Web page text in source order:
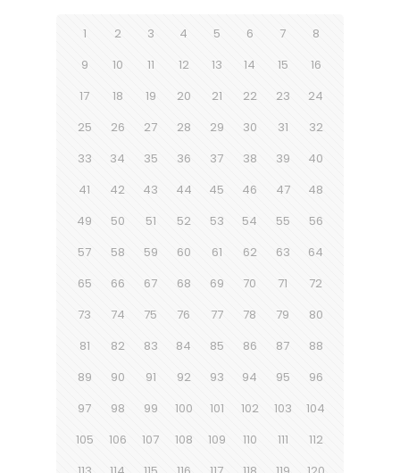
1 2 3 4 5 6 7
8
9
10 11 12 13 14 15
16
17
18 19 20 21 22 23
24
25
26 27 28 29 30 31
32
33
34 35 36 37 38 39
40
41
42 43 44 45 46 47
48
49
50 51 52 53 54 55
56
57
58 59 60 61 62 63
64
65
66 67 68 69 70 71
72
73
74 75 76 77 78 79
80
81
82 83 84 85 86 87
88
89
90 91 92 93 94 95
96
97
98 99 100 101 102 103
104
105
106 107 108 109 110 111
112